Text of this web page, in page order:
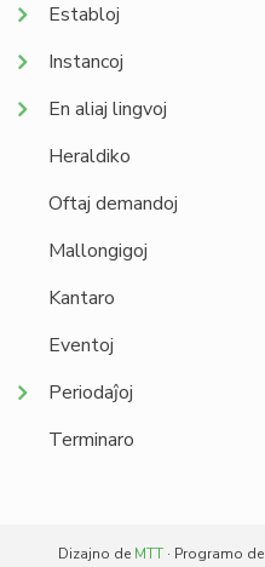
Establoj
Instancoj
En aliaj lingvoj
Heraldiko
Oftaj demandoj
Mallongigoj
Kantaro
Eventoj
Periodaĵoj
Terminaro
Dizajno de MTT· Programo de